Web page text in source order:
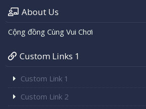
About Us
Cộng đồng Cùng Vui Chơi
Custom Links 1
Custom Link 1
Custom Link 2